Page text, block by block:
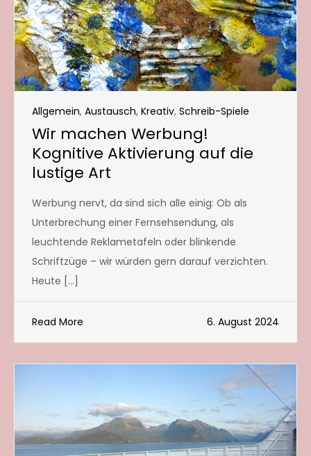
Allgemein, Austausch, Kreativ, Schreib-Spiele
Wir machen Werbung!
Kognitive Aktivierung auf die
lustige Art
Werbung nervt, da sind sich alle einig: Ob als
Unterbrechung einer Fernsehsendung, als
leuchtende Reklametafeln oder blinkende
Schriftzüge – wir würden gern darauf verzichten.
Heute […]
Read More 6. August 2024